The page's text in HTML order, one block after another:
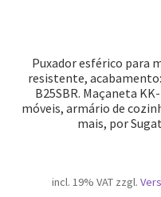
Puxador esférico para
resistente,
B25SBR. Maçaneta
móveis, armário de
mais, por
incl. 19% VAT zzgl.